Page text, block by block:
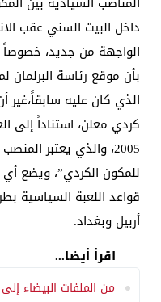
داخل البيت السني عقب
الواجهة من جديد،
بأن موقع رئاسة
الذي كان عليه
كردي معلن، استناداً إلى
2005، والذي يعتبر
للمكون الكردي”، ويضع
قواعد اللعبة السياسية
أربيل وبغداد.
اقرأ أيضا...
من الملفات البيضاء